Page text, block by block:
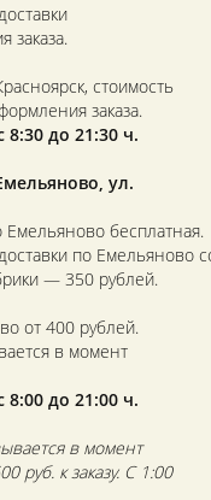
заказа.
стоимость
заказа.
8:30 до 21:30 ч.
ул.
Емельяново бесплатная.
по Емельяново
— 350 рублей.
от 400 рублей.
в момент
8:00 до 21:00 ч.
в момент
руб. к заказу. С 1:00